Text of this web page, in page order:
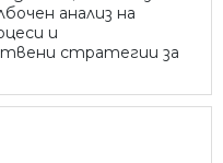
анализ на
и
стратегии за